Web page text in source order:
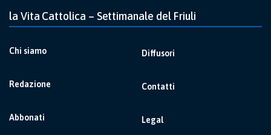
la Vita Cattolica – Settimanale del Friuli
Chi siamo
Redazione
Abbonati
Diffusori
Contatti
Legal